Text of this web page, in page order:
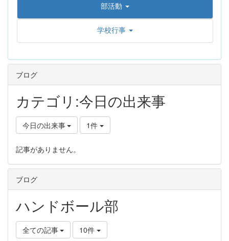
部活動
学校行事
ブログ
カテゴリ:今日の出来事
今日の出来事 1件
記事がありません。
ブログ
ハンドボール部
全ての記事 10件